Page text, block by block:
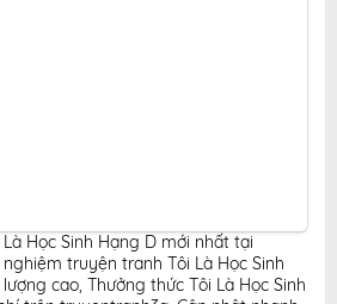
Học Sinh Hạng D mới nhất tại
nghiệm truyện tranh Tôi Là Học Sinh
cao, Thưởng thức Tôi Là Học Sinh